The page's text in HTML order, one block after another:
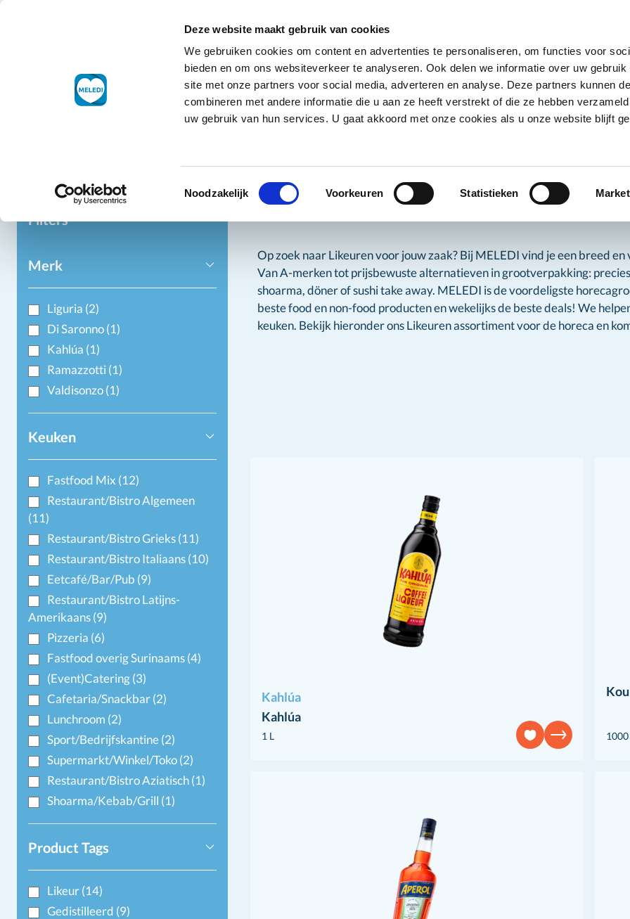
Deze website maakt gebruik van cookies
We gebruiken cookies om content en advertenties te personaliseren, om functies voor
bieden en om ons websiteverkeer te analyseren. Ook delen we informatie over uw gebruik
site met onze partners voor social media, adverteren en analyse. Deze partners kunnen
combineren met andere informatie die u aan ze heeft verstrekt of die ze hebben
uw gebruik van hun services. U gaat akkoord met onze cookies als u onze website blijft
Toestemmingsselectie
Noodzakelijk Voorkeuren Statistieken
Ga naar de inhoud
Droogwaren
Show submenu for Droogwaren category
Koelproducten
Show submenu for Koelproducten
Diepvriesproducten
Show
Dranken
Home Dranken Likeuren
Likeuren
Filters
Merk
Liguria (2)
Di Saronno(1)
Kahlúa (1)
Ramazzotti(1)
Valdisonzo(1)
Keuken
Fastfood Mix (12)
Restaurant/Bistro Algemeen
(11)
Restaurant/Bistro Grieks(11)
Restaurant/Bistro Italiaans(10)
Eetcafé/Bar/Pub (9)
Restaurant/Bistro Latijns-
Amerikaans(9)
Pizzeria (6)
Fastfood overig Surinaams(4)
(Event)Catering(3)
Cafetaria/Snackbar(2)
Lunchroom (2)
Sport/Bedrijfskantine(2)
Supermarkt/Winkel/Toko(2)
Restaurant/Bistro Aziatisch(1)
Shoarma/Kebab/Grill (1)
Product Tags
Likeur(14)
Gedistilleerd (9)
Op zoek naar Likeuren voor jouw zaak? Bij MELEDI vind je een breed
Van A-merken tot prijsbewuste alternatieven in grootverpakking:
shoarma, döner of sushi take away. MELEDI is de voordeligste
beste food en non-food producten en wekelijks de beste deals! We
keuken. Bekijk hieronder ons Likeuren assortiment voor de horeca en
Kahlúa
Kahlúa
1 L